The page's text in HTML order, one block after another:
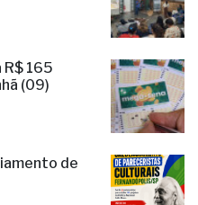
R$ 165
(09)
de